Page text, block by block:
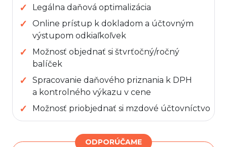
Legálna daňová optimalizácia
Online prístup k dokladom a účtovným
výstupom odkiaľkoľvek
Možnosť objednať si štvrťočný/ročný
balíček
Spracovanie daňového priznania k DPH
a kontrolného výkazu v cene
Možnosť priobjednať si mzdové účtovníctvo
ODPORÚČAME